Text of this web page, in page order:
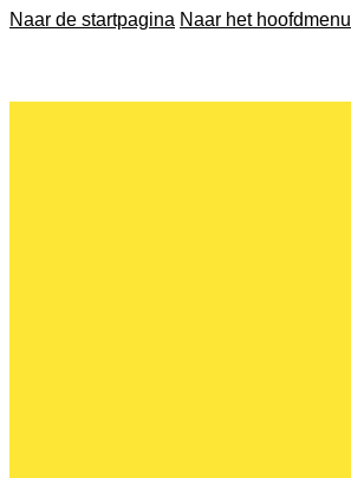
Naar de startpagina Naar het hoofdmenu